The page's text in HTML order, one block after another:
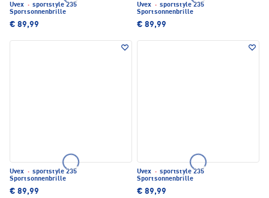
Uvex · sportstyle 235
Sportsonnenbrille
€ 89,99
Uvex · sportstyle 235
Sportsonnenbrille
€ 89,99
Uvex · sportstyle 235
Sportsonnenbrille
€ 89,99
Uvex · sportstyle 235
Sportsonnenbrille
€ 89,99